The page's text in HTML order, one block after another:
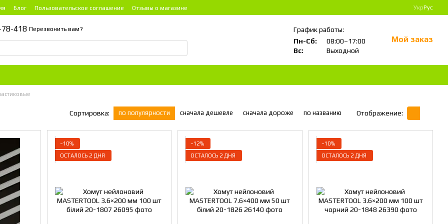
Блог Пользовательское соглашение Отзывы о магазине УкрРус
418 Перезвонить вам?
График работы:
Пн-Сб:
08:00–17:00
Вс:
Выходной
Мой заказ
Сортировка: по популярности сначала дешевле сначала дороже по названию Отображение:
−10%
ОСТАЛОСЬ 2 ДНЯ
−12%
ОСТАЛОСЬ 2 ДНЯ
−10%
ОСТАЛОСЬ 2 ДНЯ